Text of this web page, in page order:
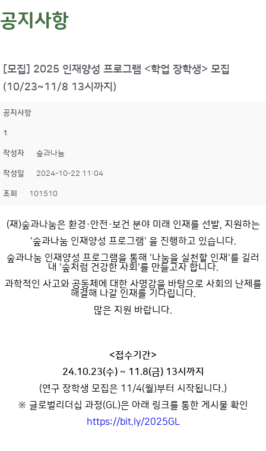
공지사항
[모집] 2025 인재양성 프로그램 <학업 장학생> 모집
(10/23~11/8 13시까지)
공지사항
1
작성자 숲과나눔
작성일 2024-10-22 11:04
조회 101510
(재)숲과나눔은 환경·안전·보건 분야 미래 인재를 선발, 지원하는
'숲과나눔 인재양성 프로그램' 을 진행하고 있습니다.
숲과나눔 인재양성 프로그램을 통해 '나눔을 실천할 인재'를 길러
내 '숲처럼 건강한 사회'를 만들고자 합니다.
과학적인 사고와 공동체에 대한 사명감을 바탕으로 사회의 난제를
해결해 나갈 인재를 기다립니다.
많은 지원 바랍니다.
<접수기간>
24.10.23(수) ~ 11.8(금) 13시까지
(연구 장학생 모집은 11/4(월)부터 시작됩니다.)
※ 글로벌리더십 과정(GL)은 아래 링크를 통한 게시물 확인
https://bit.ly/2025GL